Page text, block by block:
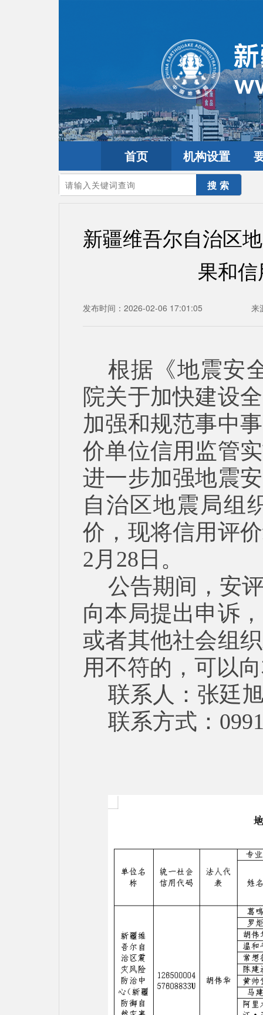
首页 机构设置
您的当前位置：首页>政务公开
新疆维吾尔自治区
果和
发布时间：2026-02-06 17:01:05 来
根据《地震安
院关于加快建设
加强和规范事中
价单位信用监管
进一步加强地震
自治区地震局组
价，现将信用评
2月28日。
公告期间，安
向本局提出申诉
或者其他社会组
用不符的，可以
联系人：张廷
联系方式：